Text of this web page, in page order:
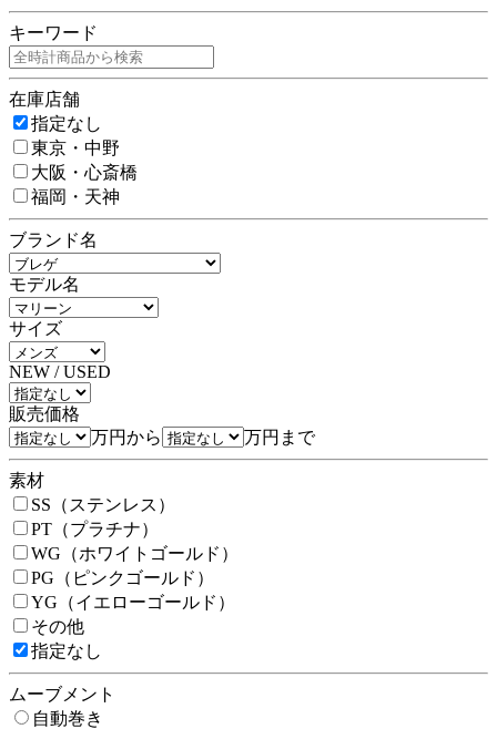
キーワード
在庫店舗
指定なし
東京・中野
大阪・心斎橋
福岡・天神
ブランド名
モデル名
サイズ
NEW / USED
販売価格
万円から
万円まで
素材
SS（ステンレス）
PT（プラチナ）
WG（ホワイトゴールド）
PG（ピンクゴールド）
YG（イエローゴールド）
その他
指定なし
ムーブメント
自動巻き